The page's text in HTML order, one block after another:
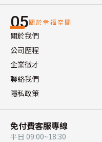
05關於幸福空間
關於我們
公司歷程
企業徵才
聯絡我們
隱私政策
免付費客服專線
平日 09:00~18:30